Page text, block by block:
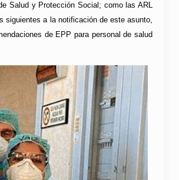
Salud y Protección Social; como las ARL
siguientes a la notificación de este asunto,
de EPP para personal de salud